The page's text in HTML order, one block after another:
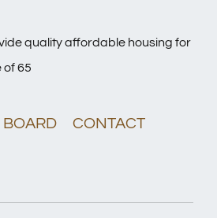
quality affordable housing for
of 65
BOARD CONTACT